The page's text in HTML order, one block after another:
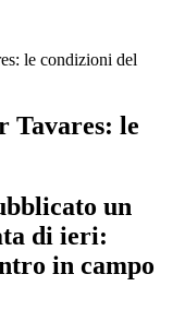
le condizioni del
Tavares: le
un
di ieri:
in campo